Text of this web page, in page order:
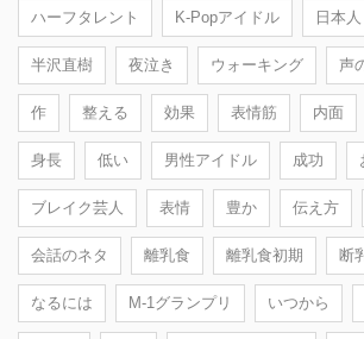
ハーフタレント K-Popアイドル 日本人
半沢直樹 夜泣き ウォーキング 声
作 整える 効果 表情筋 内面
身長 低い 男性アイドル 成功
ブレイク芸人 表情 豊か 伝え方
会話のネタ 離乳食 離乳食初期 断
なるには M-1グランプリ いつから